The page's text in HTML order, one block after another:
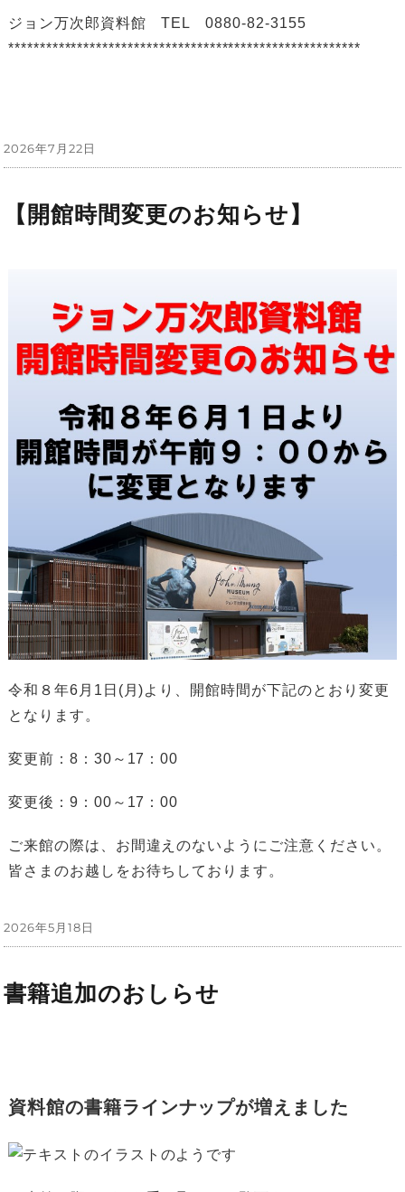
ジョン万次郎資料館 TEL 0880-82-3155
********************************************************
投
稿
2026年7月22日
【開館時間変更のお知らせ】
令和８年6月1日(月)より、開館時間が下記のとおり変更
となります。
変更前：8：30～17：00
変更後：9：00～17：00
ご来館の際は、お間違えのないようにご注意ください。
皆さまのお越しをお待ちしております。
投
稿
2026年5月18日
書籍追加のおしらせ
資料館の書籍ラインナップが増えました